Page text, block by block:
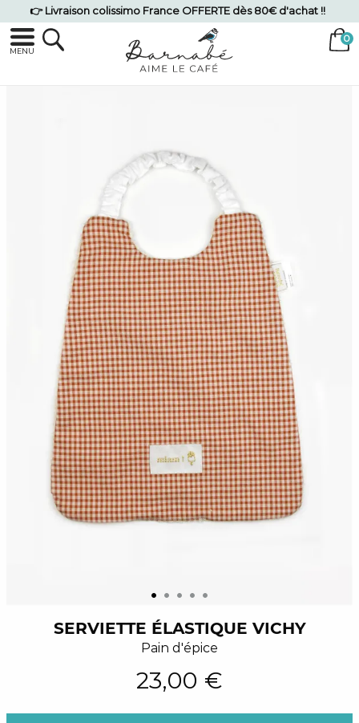
👉 Livraison colissimo France OFFERTE dès 80€ d'achat !!
MENU
SERVIETTE ÉLASTIQUE VICHY
Pain d'épice
23,00 €